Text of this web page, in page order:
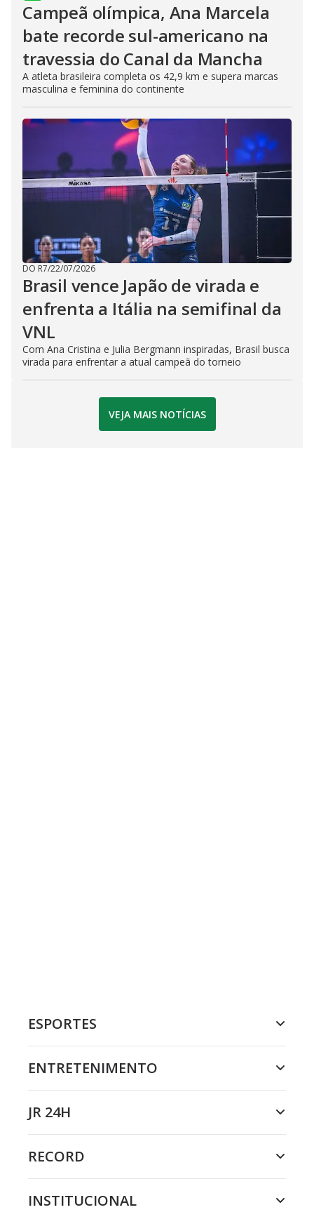
Campeã olímpica, Ana Marcela
bate recorde sul-americano na
travessia do Canal da Mancha
A atleta brasileira completa os 42,9 km e supera marcas
masculina e feminina do continente
DO R7/22/07/2026
Brasil vence Japão de virada e
enfrenta a Itália na semifinal da
VNL
Com Ana Cristina e Julia Bergmann inspiradas, Brasil busca
virada para enfrentar a atual campeã do torneio
VEJA MAIS NOTÍCIAS
ESPORTES
ENTRETENIMENTO
JR 24H
RECORD
INSTITUCIONAL